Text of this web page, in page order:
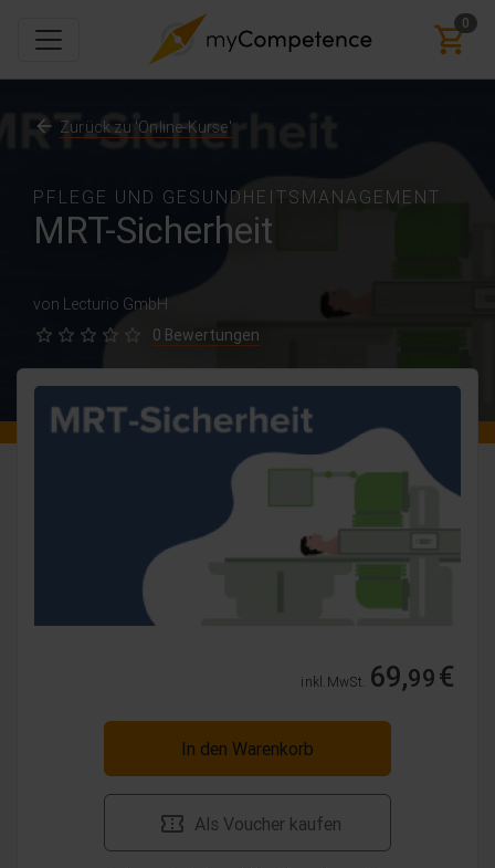
0
PFLEGE UND GESUNDHEITSMANAGEMENT
MRT-Sicherheit
von Lecturio GmbH
0 Bewertungen
Zurück zu 'Online-Kurse'
inkl. MwSt. 69,99€
In den Warenkorb
Als Voucher kaufen